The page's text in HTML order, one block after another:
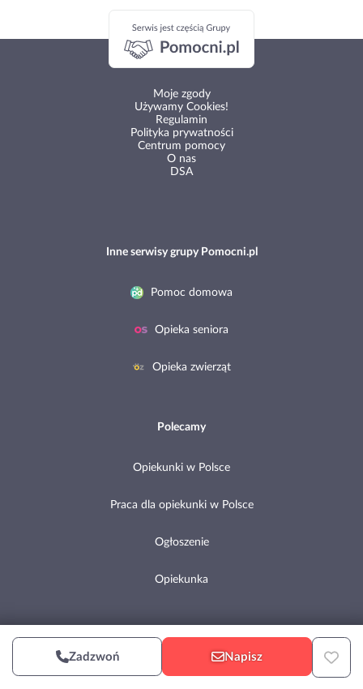
Napisz
Zadzwoń
Moje zgody
Używamy Cookies!
Regulamin
Polityka prywatności
Centrum pomocy
O nas
DSA
Inne serwisy grupy Pomocni.pl
Pomoc domowa
Opieka seniora
Opieka zwierząt
Polecamy
Opiekunki w Polsce
Praca dla opiekunki w Polsce
Ogłoszenie
Opiekunka
Copyright © 2002-2026 Pomocni.pl